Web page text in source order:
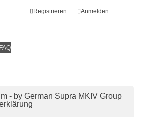
Anmelden
Registrieren
FAQ
- by German Supra MKIV Group